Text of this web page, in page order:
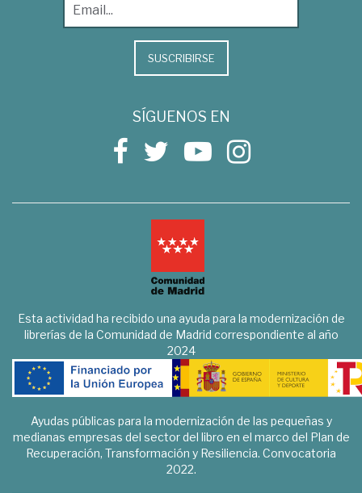
SUSCRIBIRSE
SÍGUENOS EN
Esta actividad ha recibido una ayuda para la modernización de
librerías de la Comunidad de Madrid correspondiente al año
2024
Ayudas públicas para la modernización de las pequeñas y
medianas empresas del sector del libro en el marco del Plan de
Recuperación, Transformación y Resiliencia. Convocatoria
2022.